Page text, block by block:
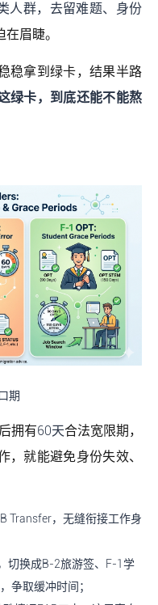
人群，去留难题、身份
眉睫。
稳拿到绿卡，结果半路
绿卡，到底还能不能熬
期
拥有60天合法宽限期，
，就能避免身份失效、
Transfer，无缝衔接工作身
切换成B-2旅游签、F-1学
争取缓冲时间；